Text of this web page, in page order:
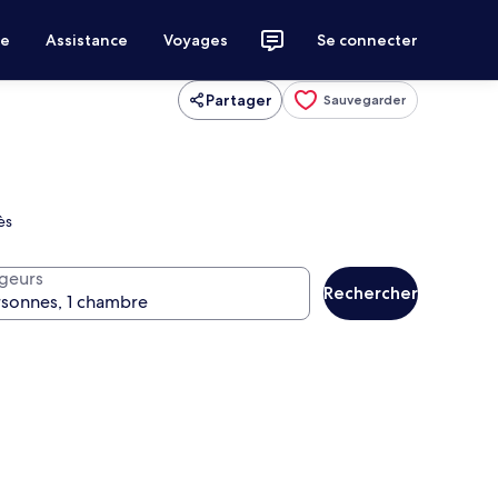
Assistance Voyages Se connecter
Partager Sauvegarder
Rechercher